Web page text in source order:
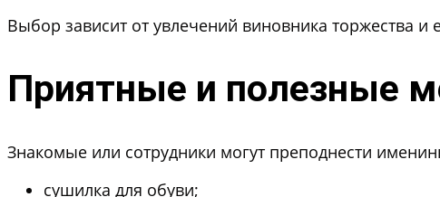
Выбор зависит от увлечений виновника торжества и
Приятные и полезные
Знакомые или сотрудники могут преподнести
сушилка для обуви;